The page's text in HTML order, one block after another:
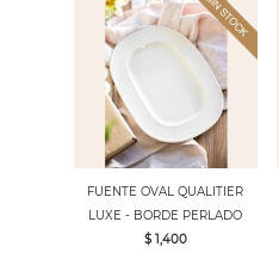
FUENTE OVAL QUALITIER
LUXE - BORDE PERLADO
$ 1,400